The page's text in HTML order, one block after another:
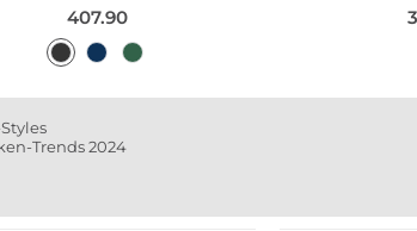
407.90
Trends 2024
Steppjacke BJMS